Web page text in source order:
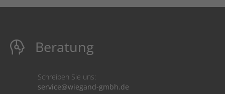
Beratung
Schreiben Sie uns:
service@wiegand-gmbh.de